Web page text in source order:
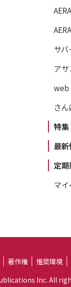
サ
アサ
web
さ
特集
最
定
マ
著作権 推奨環境
Inc. All